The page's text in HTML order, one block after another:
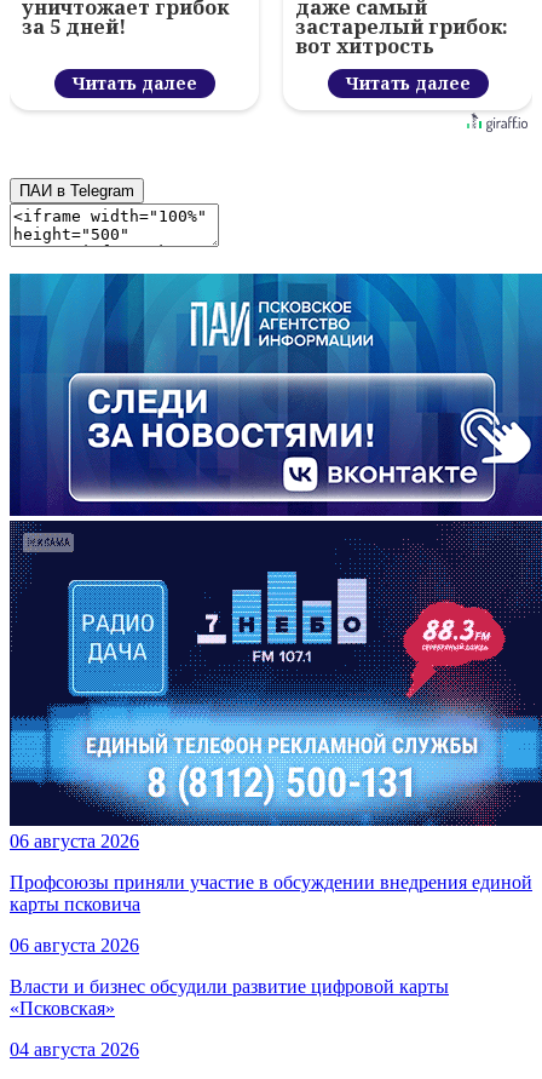
уничтожает грибок
за 5 дней!
Читать далее
даже самый
застарелый грибок:
вот хитрость
Читать далее
ПАИ в Telegram
06 августа 2026
Профсоюзы приняли участие в обсуждении внедрения единой
карты псковича
06 августа 2026
Власти и бизнес обсудили развитие цифровой карты
«Псковская»
04 августа 2026